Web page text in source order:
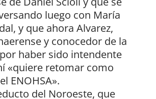
luego con María
y que ahora Alvarez,
y conocedor de la
haber sido intendente
«quiere retomar como
ENOHSA».
del Noroeste, que